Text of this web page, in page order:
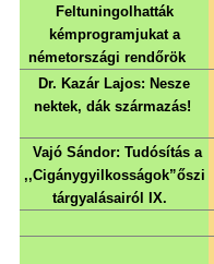
Feltuningolhatták
kémprogramjukat a
németországi rendőrök
Dr. Kazár Lajos: Nesze
nektek, dák származás!
Vajó Sándor: Tudósítás a
,,Cigánygyilkosságok”őszi
tárgyalásairól IX.